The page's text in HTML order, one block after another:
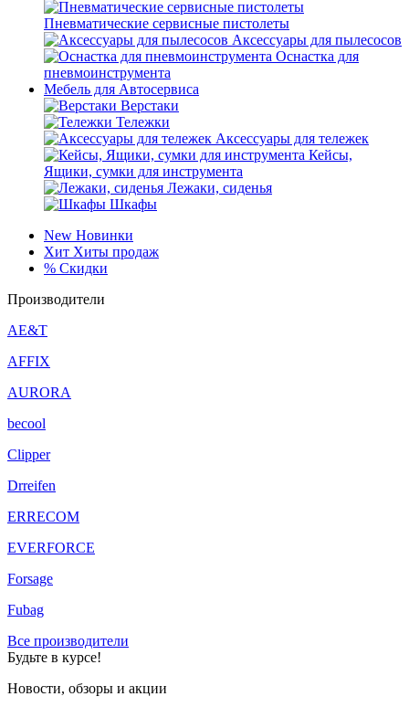
Пневматические сервисные пистолеты
Аксессуары для пылесосов
Оснастка для
пневмоинструмента
Мебель для Автосервиса
Верстаки
Тележки
Аксессуары для тележек
Кейсы,
Ящики, сумки для инструмента
Лежаки, сиденья
Шкафы
New Новинки
Хит Хиты продаж
% Скидки
Производители
AE&T
AFFIX
AURORA
becool
Clipper
Drreifen
ERRECOM
EVERFORCE
Forsage
Fubag
Все производители
Будьте в курсе!
Новости, обзоры и акции